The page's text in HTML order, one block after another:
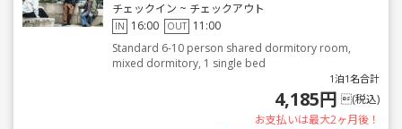
チェックイン ~ チェックアウト
IN 16:00 OUT 11:00
Standard 6-10 person shared dormitory room,
mixed dormitory, 1 single bed
1泊1名合計
4,185円 (税込)
お支払いは最大2ヶ月後！